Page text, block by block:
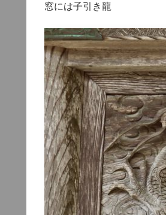
窓には子引き龍